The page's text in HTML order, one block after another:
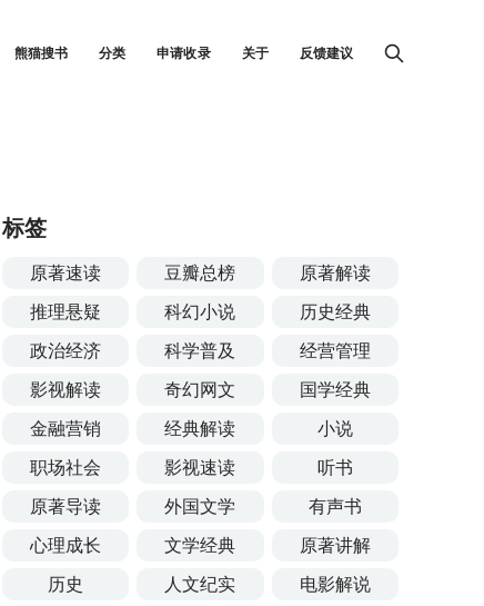
熊猫搜书 分类 申请收录 关于 反馈建议
标签
原著速读 豆瓣总榜
原著解读
推理悬疑
科幻小说
历史经典
政治经济
科学普及
经营管理
影视解读
奇幻网文
国学经典
金融营销
经典解读
小说
职场社会
影视速读
听书
原著导读
外国文学
有声书
心理成长
文学经典
原著讲解
历史
人文纪实
电影解说